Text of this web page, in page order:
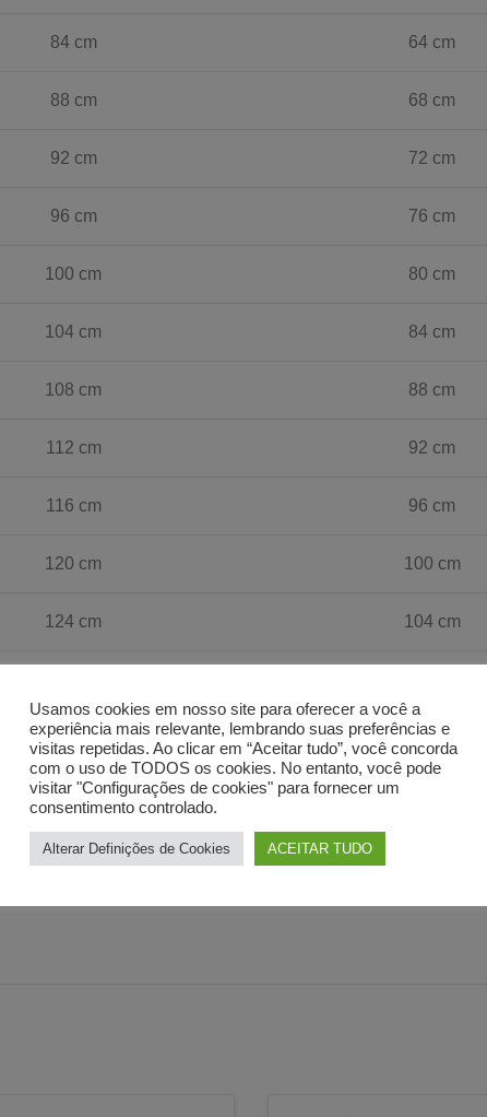
84 cm 64 cm
88 cm 68 cm
92 cm 72 cm
96 cm 76 cm
100 cm 80 cm
104 cm 84 cm
108 cm 88 cm
112 cm 92 cm
116 cm 96 cm
120 cm 100 cm
124 cm 104 cm
132 cm 112 cm
136 cm
em escrever para o chat ou para o nosso e-mail,
Usamos cookies em nosso site para oferecer a você a
experiência mais relevante, lembrando suas preferências e
visitas repetidas. Ao clicar em “Aceitar tudo”, você concorda
com o uso de TODOS os cookies. No entanto, você pode
visitar "Configurações de cookies" para fornecer um
consentimento controlado.
Alterar Definições de Cookies ACEITAR TUDO